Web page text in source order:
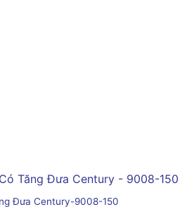
Đưa Century-9008-150